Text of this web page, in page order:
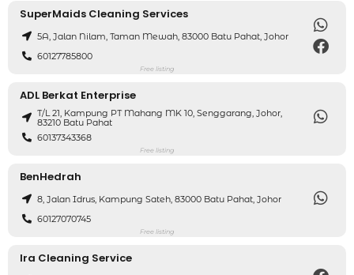
SuperMaids Cleaning Services
5A, Jalan Nilam, Taman Mewah, 83000 Batu Pahat, Johor
60127785800
Free listing
ADL Berkat Enterprise
T/L 21, Kampung PT Mahang MK 10, Senggarang, Johor,
83210 Batu Pahat
60137343368
Free listing
BenHedrah
8, Jalan Idrus, Kampung Sateh, 83000 Batu Pahat, Johor
60127070745
Free listing
Ira Cleaning Service